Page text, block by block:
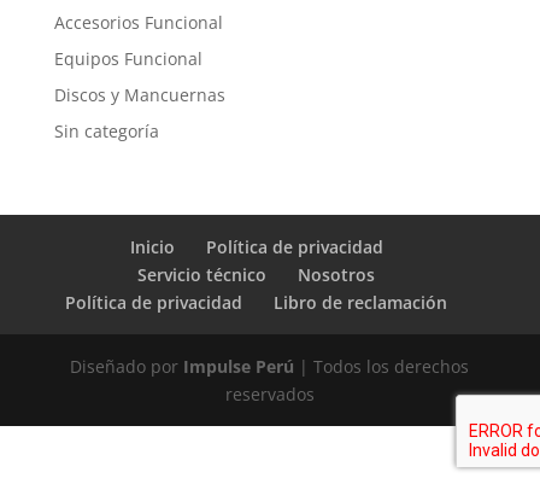
Accesorios Funcional
Equipos Funcional
Discos y Mancuernas
Sin categoría
Inicio
Política de privacidad
Servicio técnico
Nosotros
Política de privacidad
Libro de reclamación
Diseñado por Impulse Perú | Todos los derechos
reservados